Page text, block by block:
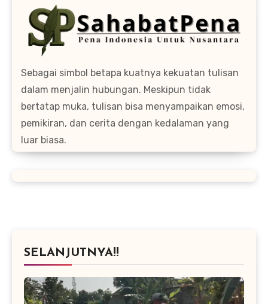
Sebagai simbol betapa kuatnya kekuatan tulisan
dalam menjalin hubungan. Meskipun tidak
bertatap muka, tulisan bisa menyampaikan emosi,
pemikiran, dan cerita dengan kedalaman yang
luar biasa.
SELANJUTNYA!!